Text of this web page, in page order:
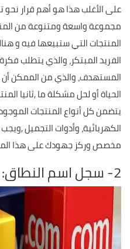
على الأغلب هذا هو أهم قرار
مجموعة واسعة ومتنوعة من
المنتجات التي ستبيعها فيه و
الفريد المبتكر، والذي يتطلب
المستهدف، والذي من الممكن أن
الحياة أو لحل مشكلة ما ,ثانيا
يتضمن كل أنواع المنتجات
الكهربائية، وأدوات التجميل
مخصص وركز جهودك على هذا
2- سجل اسم النطاق: